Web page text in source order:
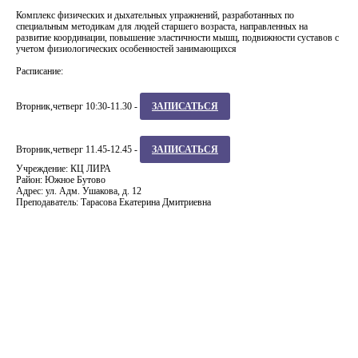
Комплекс физических и дыхательных упражнений, разработанных по
специальным методикам для людей старшего возраста, направленных на
развитие координации, повышение эластичности мышц, подвижности суставов с
учетом физиологических особенностей занимающихся
Расписание:
Вторник,четверг 10:30-11.30 - ЗАПИСАТЬСЯ
Вторник,четверг 11.45-12.45 -
ЗАПИСАТЬСЯ
Учреждение: КЦ ЛИРА
Район: Южное Бутово
Адрес: ул. Адм. Ушакова, д. 12
Преподаватель: Тарасова Екатерина Дмитриевна